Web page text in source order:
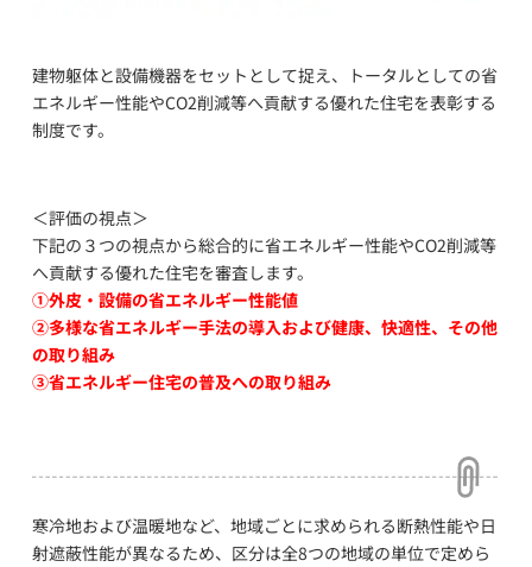
建物躯体と設備機器をセットとして捉え、トータルとしての省
エネルギー性能やCO2削減等へ貢献する優れた住宅を表彰する
制度です。
＜評価の視点＞
下記の３つの視点から総合的に省エネルギー性能やCO2削減等
へ貢献する優れた住宅を審査します。
①外皮・設備の省エネルギー性能値
②多様な省エネルギー手法の導入および健康、快適性、その他
の取り組み
③省エネルギー住宅の普及への取り組み
寒冷地および温暖地など、地域ごとに求められる断熱性能や日
射遮蔽性能が異なるため、区分は全8つの地域の単位で定めら